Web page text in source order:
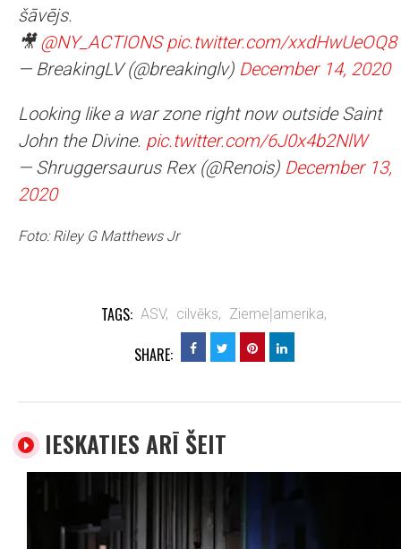
šāvējs.
🎥@NY_ACTIONS pic.twitter.com/xxdHwUeOQ8
— BreakingLV (@breakinglv) December 14, 2020
Looking like a war zone right now outside Saint
John the Divine. pic.twitter.com/6J0x4b2NlW
— Shruggersaurus Rex (@Renois) December 13,
2020
Foto: Riley G Matthews Jr
TAGS: ASV, cilvēks, Ziemeļamerika,
SHARE:
IESKATIES ARĪ ŠEIT